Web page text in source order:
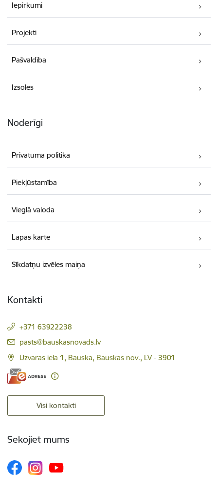
Iepirkumi
Projekti
Pašvaldība
Izsoles
Noderīgi
Privātuma politika
Piekļūstamība
Vieglā valoda
Lapas karte
Sīkdatņu izvēles maiņa
Kontakti
+371 63922238
E-pasts:
pasts@bauskasnovads.lv
Uzvaras iela 1, Bauska, Bauskas nov., LV - 3901
Visi kontakti
Sekojiet mums